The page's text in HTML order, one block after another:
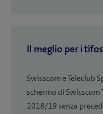
Il meglio per i
Swisscom e Teleclub
schermo di Swisscom
2018/19 senza